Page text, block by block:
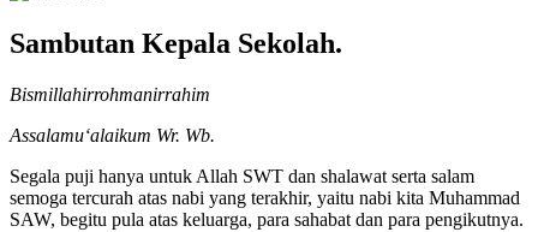
Sambutan Kepala Sekolah.
Bismillahirrohmanirrahim
Assalamu‘alaikum Wr. Wb.
Segala puji hanya untuk Allah SWT dan shalawat serta salam
semoga tercurah atas nabi yang terakhir, yaitu nabi kita Muhammad
SAW, begitu pula atas keluarga, para sahabat dan para pengikutnya.